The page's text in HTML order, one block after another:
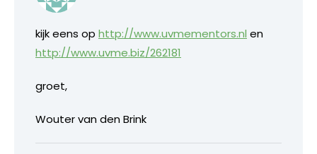
kijk eens op http://www.uvmementors.nl en
http://www.uvme.biz/262181
groet,
Wouter van den Brink